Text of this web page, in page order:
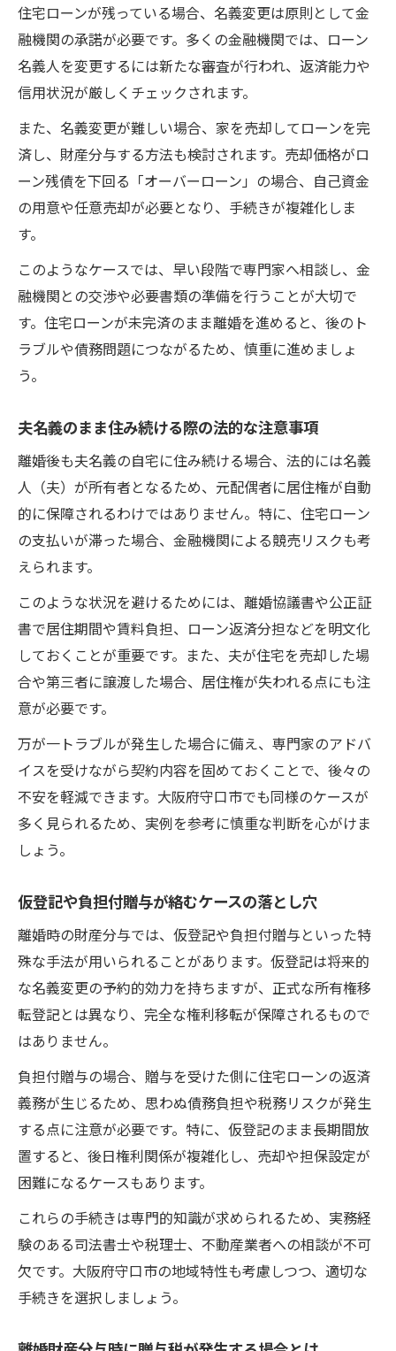
住宅ローンが残っている場合、名義変更は原則として金
融機関の承諾が必要です。多くの金融機関では、ローン
名義人を変更するには新たな審査が行われ、返済能力や
信用状況が厳しくチェックされます。
また、名義変更が難しい場合、家を売却してローンを完
済し、財産分与する方法も検討されます。売却価格がロ
ーン残債を下回る「オーバーローン」の場合、自己資金
の用意や任意売却が必要となり、手続きが複雑化しま
す。
このようなケースでは、早い段階で専門家へ相談し、金
融機関との交渉や必要書類の準備を行うことが大切で
す。住宅ローンが未完済のまま離婚を進めると、後のト
ラブルや債務問題につながるため、慎重に進めましょ
う。
夫名義のまま住み続ける際の法的な注意事項
離婚後も夫名義の自宅に住み続ける場合、法的には名義
人（夫）が所有者となるため、元配偶者に居住権が自動
的に保障されるわけではありません。特に、住宅ローン
の支払いが滞った場合、金融機関による競売リスクも考
えられます。
このような状況を避けるためには、離婚協議書や公正証
書で居住期間や賃料負担、ローン返済分担などを明文化
しておくことが重要です。また、夫が住宅を売却した場
合や第三者に譲渡した場合、居住権が失われる点にも注
意が必要です。
万が一トラブルが発生した場合に備え、専門家のアドバ
イスを受けながら契約内容を固めておくことで、後々の
不安を軽減できます。大阪府守口市でも同様のケースが
多く見られるため、実例を参考に慎重な判断を心がけま
しょう。
仮登記や負担付贈与が絡むケースの落とし穴
離婚時の財産分与では、仮登記や負担付贈与といった特
殊な手法が用いられることがあります。仮登記は将来的
な名義変更の予約的効力を持ちますが、正式な所有権移
転登記とは異なり、完全な権利移転が保障されるもので
はありません。
負担付贈与の場合、贈与を受けた側に住宅ローンの返済
義務が生じるため、思わぬ債務負担や税務リスクが発生
する点に注意が必要です。特に、仮登記のまま長期間放
置すると、後日権利関係が複雑化し、売却や担保設定が
困難になるケースもあります。
これらの手続きは専門的知識が求められるため、実務経
験のある司法書士や税理士、不動産業者への相談が不可
欠です。大阪府守口市の地域特性も考慮しつつ、適切な
手続きを選択しましょう。